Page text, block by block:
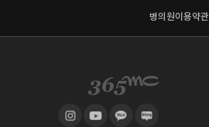
병의원이용약관